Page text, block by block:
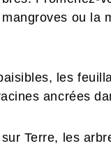
ou la
les
ancrées
Terre, les